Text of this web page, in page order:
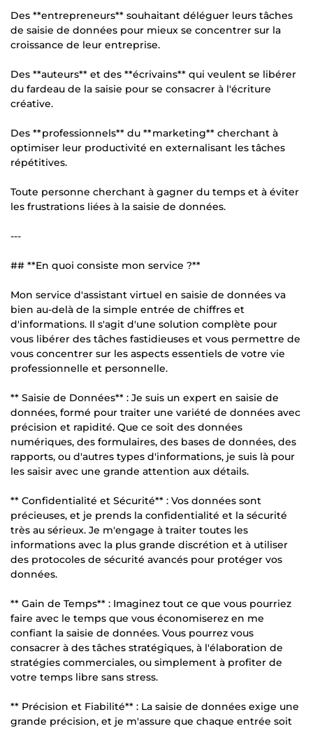
Des **entrepreneurs** souhaitant déléguer leurs tâches
de saisie de données pour mieux se concentrer sur la
croissance de leur entreprise.
Des **auteurs** et des **écrivains** qui veulent se libérer
du fardeau de la saisie pour se consacrer à l'écriture
créative.
Des **professionnels** du **marketing** cherchant à
optimiser leur productivité en externalisant les tâches
répétitives.
Toute personne cherchant à gagner du temps et à éviter
les frustrations liées à la saisie de données.
---
## **En quoi consiste mon service ?**
Mon service d'assistant virtuel en saisie de données va
bien au-delà de la simple entrée de chiffres et
d'informations. Il s'agit d'une solution complète pour
vous libérer des tâches fastidieuses et vous permettre de
vous concentrer sur les aspects essentiels de votre vie
professionnelle et personnelle.
** Saisie de Données** : Je suis un expert en saisie de
données, formé pour traiter une variété de données avec
précision et rapidité. Que ce soit des données
numériques, des formulaires, des bases de données, des
rapports, ou d'autres types d'informations, je suis là pour
les saisir avec une grande attention aux détails.
** Confidentialité et Sécurité** : Vos données sont
précieuses, et je prends la confidentialité et la sécurité
très au sérieux. Je m'engage à traiter toutes les
informations avec la plus grande discrétion et à utiliser
des protocoles de sécurité avancés pour protéger vos
données.
** Gain de Temps** : Imaginez tout ce que vous pourriez
faire avec le temps que vous économiserez en me
confiant la saisie de données. Vous pourrez vous
consacrer à des tâches stratégiques, à l'élaboration de
stratégies commerciales, ou simplement à profiter de
votre temps libre sans stress.
** Précision et Fiabilité** : La saisie de données exige une
grande précision, et je m'assure que chaque entrée soit